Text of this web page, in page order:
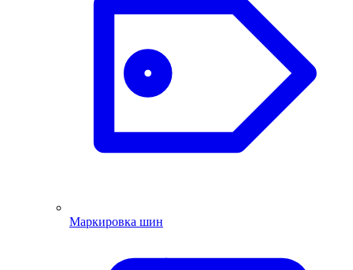
Маркировка шин